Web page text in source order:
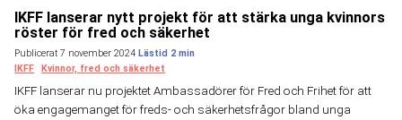
IKFF lanserar nytt projekt för att stärka unga kvinnors
röster för fred och säkerhet
Publicerat 7 november 2024
IKFF
Kvinnor, fred och säkerhet
IKFF lanserar nu projektet Ambassadörer för Fred och Frihet för att
öka engagemanget för freds- och säkerhetsfrågor bland unga